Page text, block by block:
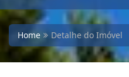
Home Detalhe do Imóvel